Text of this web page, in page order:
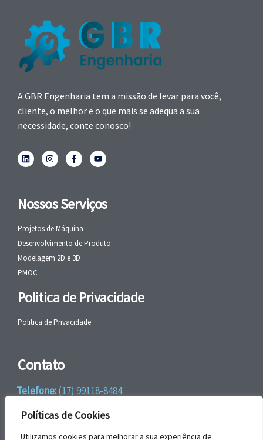
Políticas de Cookies
Utilizamos cookies para melhorar a sua experiência de
A GBR Engenharia tem a missão de levar para você,
cliente, o melhor e o que mais se adequa a sua
necessidade, conte conosco!
Nossos Serviços
Projetos de Máquina
Desenvolvimento de Produto
Modelagem 2D e 3D
PMOC
Politica de Privacidade
Politica de Privacidade
Contato
Telefone:(17) 99118-8484
WhatsApp:+55 (17) 99118-8484
email:faleconosco@gbrengenharia.com